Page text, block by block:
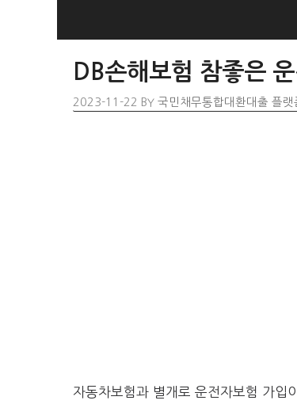
DB손해보험 참좋은
2023-11-22 BY 국민채무통합대환대출 플랫
자동차보험과 별개로 운전자보험 가입